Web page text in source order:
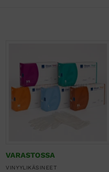
VARASTOSSA
VINYYLIKÄSINEET